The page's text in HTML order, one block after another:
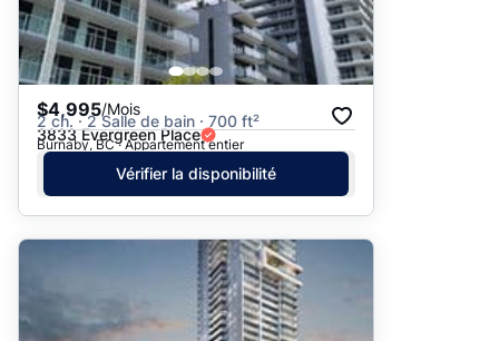
$4,995/Mois
2 ch. · 2 Salle de bain · 700 ft²
3833 Evergreen Place
Burnaby, BC · Appartement entier
Vérifier la disponibilité